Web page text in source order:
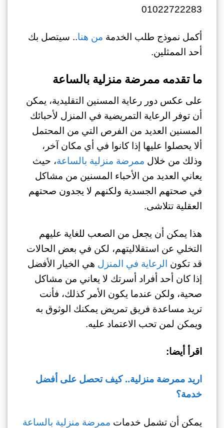
01022722283
أكمل نموذج طلب الخدمة من هنا.. سيتصل بك
أحد الممثلين.
ما تقدمه ممرضة منزلية بالساعة
على عكس دور رعاية المسنين التقليدية، يمكن
أن توفر الرعاية التمريضية في المنزل لأحبائك
المسنين العديد من الفرص التي من المحتمل
ألا يحصلوا عليها إذا كانوا في أي مكان آخر،
وذلك من خلال ممرضة منزلية بالساعة، حيث
يعاني العديد من الأحباء المسنين من مشاكل
في صحتهم الجسدية ولكنهم لا يجدون صحتهم
العقلية تتلاشى.
هذا يمكن أن يجعل من الصعب للغاية عليهم
التخلي عن استقلاليتهم، لكن في بعض الحالات
قد تكون الرعاية في المنزل هي الخيار الأفضل
إذا كان أحد أفراد أسرتك لا يعاني من مشاكل
صحية، ولكن عندما يكون الأمر كذلك، فأنت
تريد مساعدة فريق تمريض يمكنك الوثوق به
ويمكن لمن تحب الاعتماد عليه.
اقرأ أيضا:
اريد ممرضة منزلية.. كيف تحصل على أفضل
خدمة؟
يمكن أن تشمل خدمات ممرضة منزلية بالساعة